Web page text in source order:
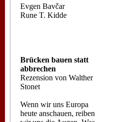
Evgen Bavčar
Rune T. Kidde
Brücken bauen statt
abbrechen
Rezension von Walther
Stonet
Wenn wir uns Europa
heute anschauen, reiben